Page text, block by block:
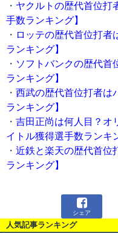
・ ヤクルトの歴代首位打
手数ランキング】
・ ロッテの歴代首位打者
ランキング】
・ ソフトバンクの歴代首
ランキング】
・ 西武の歴代首位打者は
ランキング】
・ 吉田正尚は何人目？オ
イトル獲得選手数ランキ
・ 近鉄と楽天の歴代首位
ランキング】

シェア
人気記事ランキング